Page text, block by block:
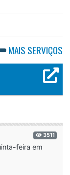
MAIS SERVIÇOS
3511
feira em